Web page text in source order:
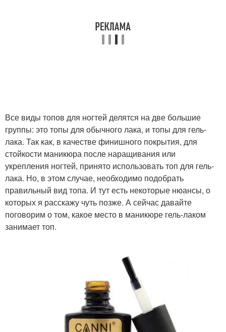
Все виды топов для ногтей делятся на две большие
группы: это топы для обычного лака, и топы для гель-
лака. Так как, в качестве финишного покрытия, для
стойкости маникюра после наращивания или
укрепления ногтей, принято использовать топ для гель-
лака. Но, в этом случае, необходимо подобрать
правильный вид топа. И тут есть некоторые нюансы, о
которых я расскажу чуть позже. А сейчас давайте
поговорим о том, какое место в маникюре гель-лаком
занимает топ.